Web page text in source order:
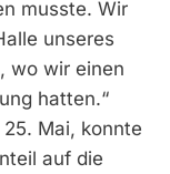
musste. Wir
unseres
wo wir einen
hatten.“
Mai, konnte
auf die